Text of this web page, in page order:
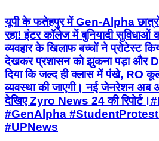
यूपी के फतेहपुर में Gen-Alpha
रहा! इंटर कॉलेज में बुनियादी सुविधाओं
व्यवहार के खिलाफ बच्चों ने प्रोटेस्ट
देखकर प्रशासन को झुकना पड़ा और
दिया कि जल्द ही क्लास में पंखे, RO
व्यवस्था की जाएगी। नई जेनरेशन अब
देखिए Zyro News 24 की
#GenAlpha
#UPNews